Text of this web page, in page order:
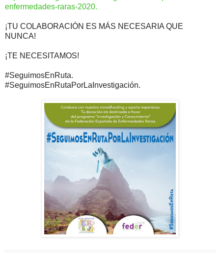
enfermedades-raras-2020.
¡TU COLABORACIÓN ES MÁS NECESARIA QUE
NUNCA!
¡TE NECESITAMOS!
#SeguimosEnRuta.
#SeguimosEnRutaPorLaInvestigación.